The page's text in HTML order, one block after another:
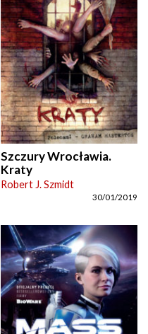
Szczury Wrocławia.
Kraty
Robert J. Szmidt
30/01/2019